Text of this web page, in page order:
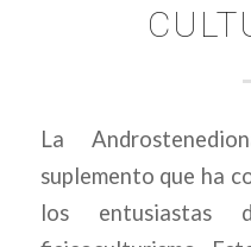
La
suplemento que ha
los